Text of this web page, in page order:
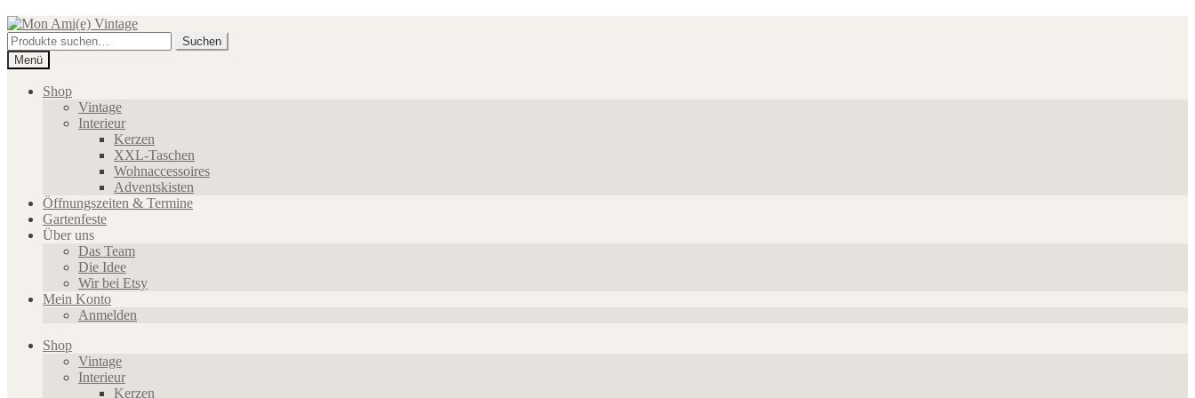
Zur
Navigation
springen
Zum
Inhalt
springen
Suche
nach:
Suchen
Menü
Shop
Vintage
Interieur
Kerzen
XXL-Taschen
Wohnaccessoires
Adventskisten
Öffnungszeiten & Termine
Gartenfeste
Über uns
Das Team
Die Idee
Wir bei Etsy
Mein Konto
Anmelden
Shop
Vintage
Interieur
Kerzen